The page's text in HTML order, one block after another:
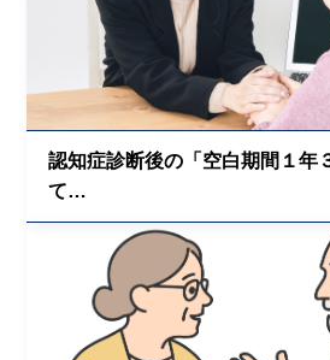
認知症診断後の「空白期間１年
て…